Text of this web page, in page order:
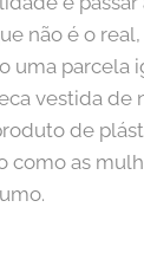
não é o
uma parcela
vestida de
de
como as